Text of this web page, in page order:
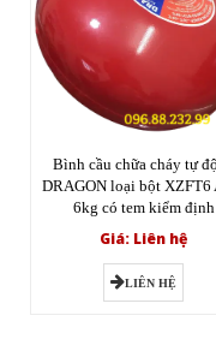
Bình cầu chữa cháy tự
DRAGON loại bột XZFT6
6kg có tem kiểm định
Giá: Liên hệ
LIÊN HỆ